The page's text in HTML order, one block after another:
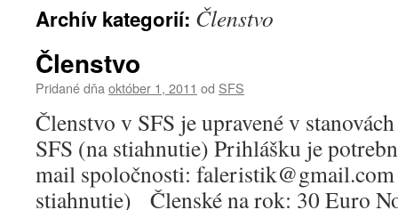
Archív kategorií: Členstvo
Členstvo
Pridané dňa október 1, 2011 od SFS
Členstvo v SFS je upravené v
SFS (na stiahnutie) Prihlášku je
mail spoločnosti:
stiahnutie) Členské na rok: 30 Euro